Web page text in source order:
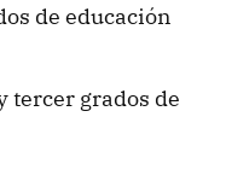
de educación
tercer grados de